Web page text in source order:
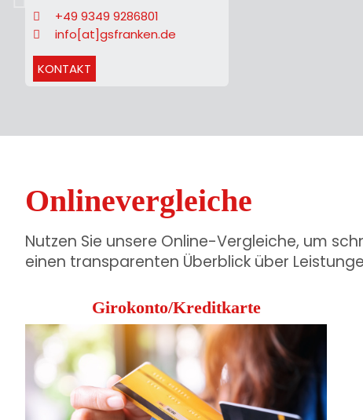
+49 9349 9286801
info[at]gsfranken.de
KONTAKT
zurück
Onlinevergleiche
Nutzen Sie unsere Online-Vergleiche, um
einen transparenten Überblick über
Girokonto/Kreditkarte